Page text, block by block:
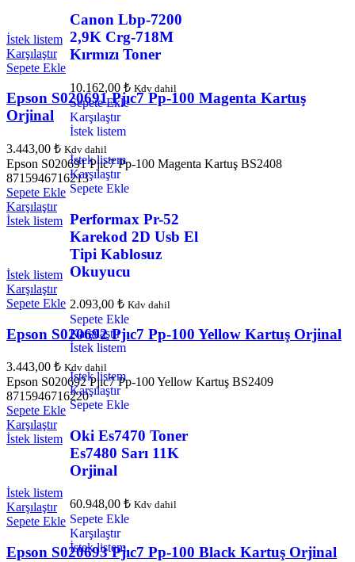
Canon Lbp-7200
2,9K Crg-718M
Kırmızı Toner
10.162,00 ₺ Kdv dahil
Sepete Ekle
Karşılaştır
İstek listem
İstek listem
Karşılaştır
Sepete Ekle
Performax Pr-52
Karekod 2D Usb El
Tipi Kablosuz
Okuyucu
2.093,00 ₺ Kdv dahil
Sepete Ekle
Karşılaştır
İstek listem
İstek listem
Karşılaştır
Sepete Ekle
Oki Es7470 Toner
Es7480 Sarı 11K
Orjinal
60.948,00 ₺ Kdv dahil
Sepete Ekle
Karşılaştır
İstek listem
İstek listem
Karşılaştır
Sepete Ekle
Epson S020691 Pjıc7 Pp-100 Magenta Kartuş
Orjinal
3.443,00 ₺ Kdv dahil
Epson S020691 Pjıc7 Pp-100 Magenta Kartuş BS2408
8715946716213
Sepete Ekle
Karşılaştır
İstek listem
İstek listem
Karşılaştır
Sepete Ekle
Epson S020692 Pjıc7 Pp-100 Yellow Kartuş Orjinal
3.443,00 ₺ Kdv dahil
Epson S020692 Pjıc7 Pp-100 Yellow Kartuş BS2409
8715946716220
Sepete Ekle
Karşılaştır
İstek listem
İstek listem
Karşılaştır
Sepete Ekle
Epson S020693 Pjıc7 Pp-100 Black Kartuş Orjinal